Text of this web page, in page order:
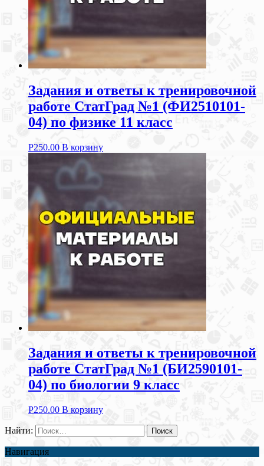
Задания и ответы к тренировочной
работе СтатГрад №1 (ФИ2510101-
04) по физике 11 класс
Р250.00 В корзину
Задания и ответы к тренировочной
работе СтатГрад №1 (БИ2590101-
04) по биологии 9 класс
Р250.00 В корзину
Найти:
Навигация